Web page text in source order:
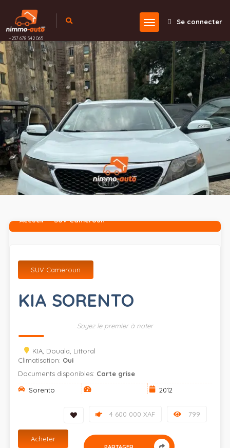
+237 678 542 065
Se connecter
Accueil SUV Cameroun
SUV Cameroun
KIA SORENTO
Soyez le premier à noter
KIA, Douala, Littoral
Climatisation: Oui
Documents disponibles: Carte grise
Sorento
2012
799
4 600 000 XAF
Acheter